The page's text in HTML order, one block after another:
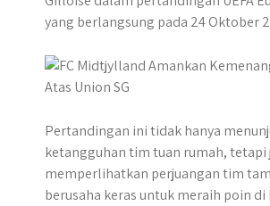
A
p
o
n
g
r
r
a
yang berlangsung pada 24 Oktober
Pertandingan ini tidak hanya
ketangguhan tim tuan rumah, tetapi
memperlihatkan perjuangan tim
berusaha keras untuk meraih poin